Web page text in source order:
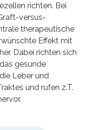
richten. Bei
versus-
therapeutische
Effekt mit
Dabei richten sich
gesunde
Leber und
und rufen z.T.